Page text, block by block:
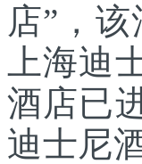
店”，
上海迪
酒店已
迪士尼